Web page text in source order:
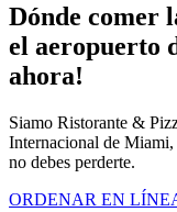
Dónde comer
el aeropuerto
ahora!
Siamo Ristorante &
Internacional de Miami,
no debes perderte.
ORDENAR EN